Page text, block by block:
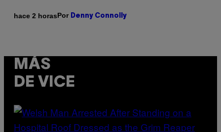
hace 2 horasPor Denny Connolly
MÁS
DE VICE